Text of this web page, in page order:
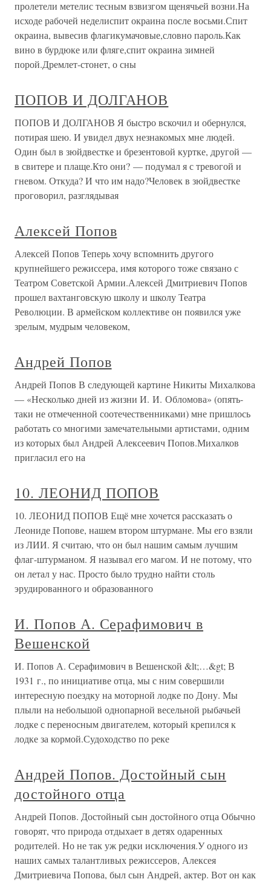
пролетели метелис тесным взвизгом щенячьей возни.На
исходе рабочей неделиспит окраина после восьми.Спит
окраина, вывесив флагикумачовые,словно пароль.Как
вино в бурдюке или фляге,спит окраина зимней
порой.Дремлет-стонет, о сны
ПОПОВ И ДОЛГАНОВ
ПОПОВ И ДОЛГАНОВ Я быстро вскочил и обернулся,
потирая шею. И увидел двух незнакомых мне людей.
Один был в зюйдвестке и брезентовой куртке, другой —
в свитере и плаще.Кто они? — подумал я с тревогой и
гневом. Откуда? И что им надо?Человек в зюйдвестке
проговорил, разглядывая
Алексей Попов
Алексей Попов Теперь хочу вспомнить другого
крупнейшего режиссера, имя которого тоже связано с
Театром Советской Армии.Алексей Дмитриевич Попов
прошел вахтанговскую школу и школу Театра
Революции. В армейском коллективе он появился уже
зрелым, мудрым человеком,
Андрей Попов
Андрей Попов В следующей картине Никиты Михалкова
— «Несколько дней из жизни И. И. Обломова» (опять-
таки не отмеченной соотечественниками) мне пришлось
работать со многими замечательными артистами, одним
из которых был Андрей Алексеевич Попов.Михалков
пригласил его на
10. ЛЕОНИД ПОПОВ
10. ЛЕОНИД ПОПОВ Ещё мне хочется рассказать о
Леониде Попове, нашем втором штурмане. Мы его взяли
из ЛИИ. Я считаю, что он был нашим самым лучшим
флаг-штурманом. Я называл его магом. И не потому, что
он летал у нас. Просто было трудно найти столь
эрудированного и образованного
И. Попов А. Серафимович в
Вешенской
И. Попов А. Серафимович в Вешенской &lt;…&gt; В
1931 г., по инициативе отца, мы с ним совершили
интересную поездку на моторной лодке по Дону. Мы
плыли на небольшой однопарной весельной рыбачьей
лодке с переносным двигателем, который крепился к
лодке за кормой.Судоходство по реке
Андрей Попов. Достойный сын
достойного отца
Андрей Попов. Достойный сын достойного отца Обычно
говорят, что природа отдыхает в детях одаренных
родителей. Но не так уж редки исключения.У одного из
наших самых талантливых режиссеров, Алексея
Дмитриевича Попова, был сын Андрей, актер. Вот он как